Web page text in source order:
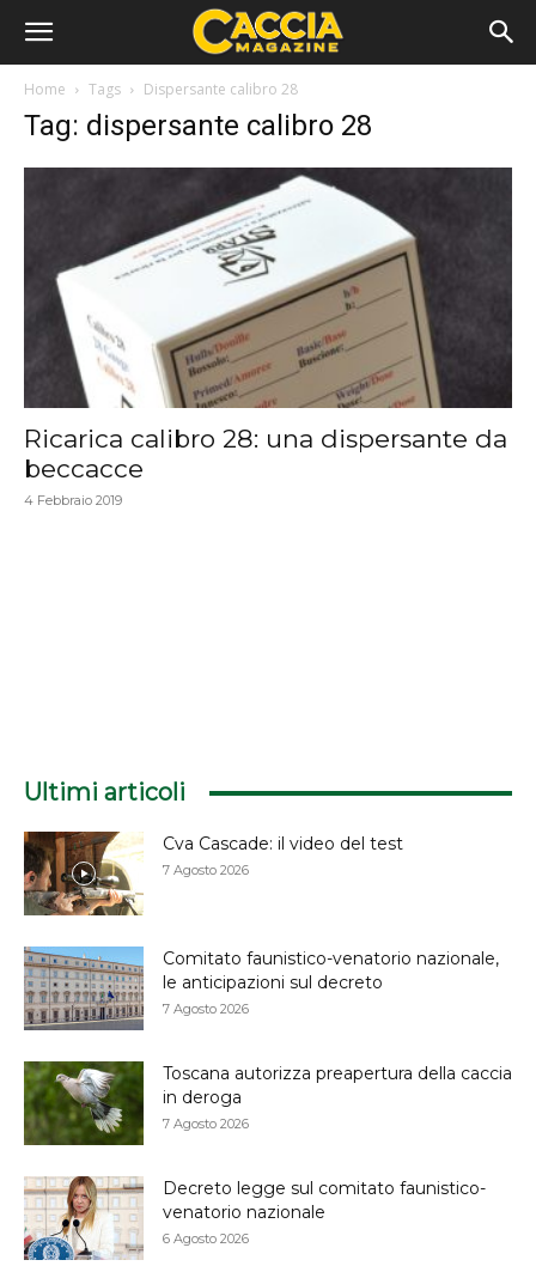
Home Tags Dispersante calibro 28
Tag: dispersante calibro 28
Ricarica calibro 28: una dispersante da
beccacce
4 Febbraio 2019
Ultimi articoli
Cva Cascade: il video del test
7 Agosto 2026
Comitato faunistico-venatorio nazionale,
le anticipazioni sul decreto
7 Agosto 2026
Toscana autorizza preapertura della caccia
in deroga
7 Agosto 2026
Decreto legge sul comitato faunistico-
venatorio nazionale
6 Agosto 2026